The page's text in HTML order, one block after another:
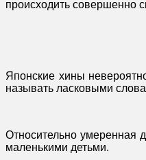
происходить совершенно
Японские хины
называть ласковыми
Относительно умеренная
маленькими детьми.